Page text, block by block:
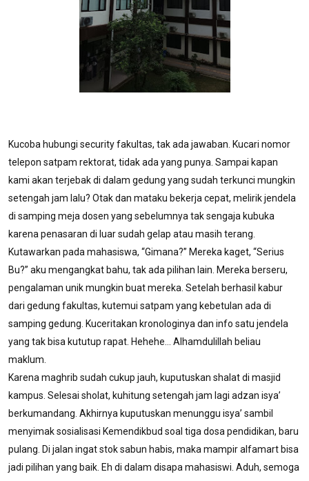
Kucoba hubungi security fakultas, tak ada jawaban. Kucari nomor
telepon satpam rektorat, tidak ada yang punya. Sampai kapan
kami akan terjebak di dalam gedung yang sudah terkunci mungkin
setengah jam lalu? Otak dan mataku bekerja cepat, melirik jendela
di samping meja dosen yang sebelumnya tak sengaja kubuka
karena penasaran di luar sudah gelap atau masih terang.
Kutawarkan pada mahasiswa, “Gimana?” Mereka kaget, “Serius
Bu?” aku mengangkat bahu, tak ada pilihan lain. Mereka berseru,
pengalaman unik mungkin buat mereka. Setelah berhasil kabur
dari gedung fakultas, kutemui satpam yang kebetulan ada di
samping gedung. Kuceritakan kronologinya dan info satu jendela
yang tak bisa kututup rapat. Hehehe… Alhamdulillah beliau
maklum.
Karena maghrib sudah cukup jauh, kuputuskan shalat di masjid
kampus. Selesai sholat, kuhitung setengah jam lagi adzan isya’
berkumandang. Akhirnya kuputuskan menunggu isya’ sambil
menyimak sosialisasi Kemendikbud soal tiga dosa pendidikan, baru
pulang. Di jalan ingat stok sabun habis, maka mampir alfamart bisa
jadi pilihan yang baik. Eh di dalam disapa mahasiswi. Aduh, semoga